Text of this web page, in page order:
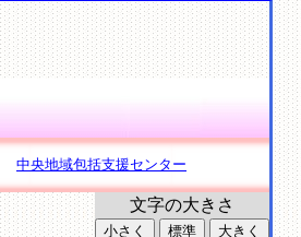
中央地域包括支援センター
文字の大きさ